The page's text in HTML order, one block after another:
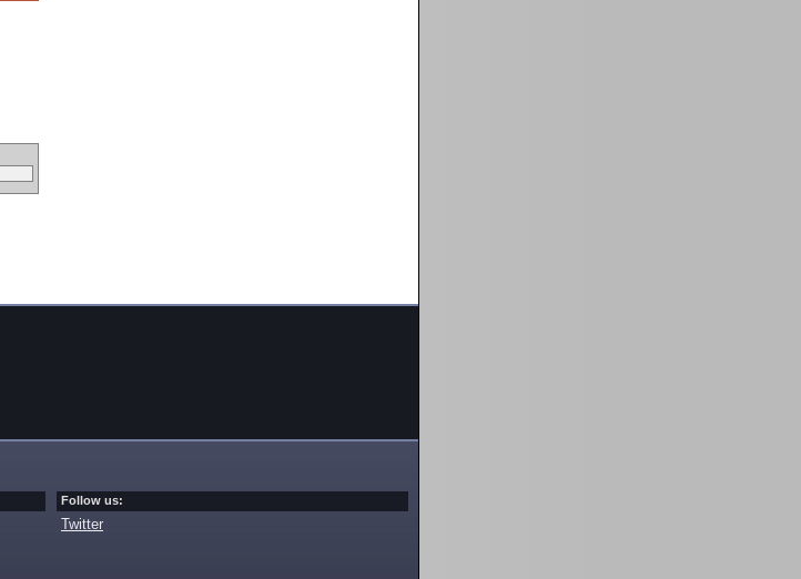
Follow us:
Twitter